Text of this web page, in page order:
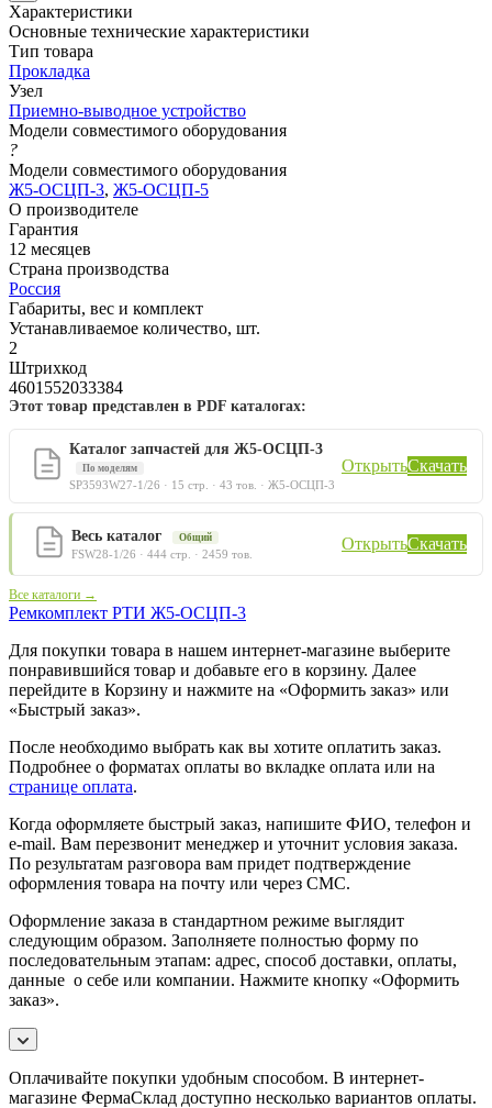
Характеристики
Основные технические характеристики
Тип товара
Прокладка
Узел
Приемно-выводное устройство
Модели совместимого оборудования
?
Модели совместимого оборудования
Ж5-ОСЦП-3, Ж5-ОСЦП-5
О производителе
Гарантия
12 месяцев
Страна производства
Россия
Габариты, вес и комплект
Устанавливаемое количество, шт.
2
Штрихкод
4601552033384
Этот товар представлен в PDF каталогах:
Каталог запчастей для Ж5-ОСЦП-3
По моделям
SP3593W27-1/26 · 15 стр. · 43 тов. · Ж5-ОСЦП-3
ОткрытьСкачать
Весь каталог Общий
FSW28-1/26 · 444 стр. · 2459 тов.
ОткрытьСкачать
Все каталоги →
Ремкомплект РТИ Ж5-ОСЦП-3
Для покупки товара в нашем интернет-магазине выберите
понравившийся товар и добавьте его в корзину. Далее
перейдите в Корзину и нажмите на «Оформить заказ» или
«Быстрый заказ».
После необходимо выбрать как вы хотите оплатить заказ.
Подробнее о форматах оплаты во вкладке оплата или на
странице оплата.
Когда оформляете быстрый заказ, напишите ФИО, телефон и
e-mail. Вам перезвонит менеджер и уточнит условия заказа.
По результатам разговора вам придет подтверждение
оформления товара на почту или через СМС.
Оформление заказа в стандартном режиме выглядит
следующим образом. Заполняете полностью форму по
последовательным этапам: адрес, способ доставки, оплаты,
данные о себе или компании. Нажмите кнопку «Оформить
заказ».
Оплачивайте покупки удобным способом. В интернет-
магазине ФермаСклад доступно несколько вариантов оплаты.